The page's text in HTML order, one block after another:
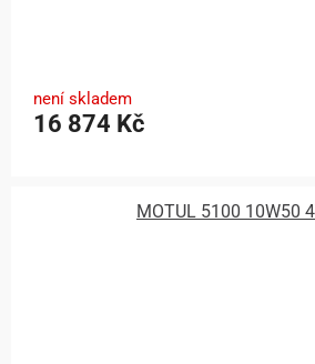
není skladem
16 874 Kč
MOTUL 5100 10W50